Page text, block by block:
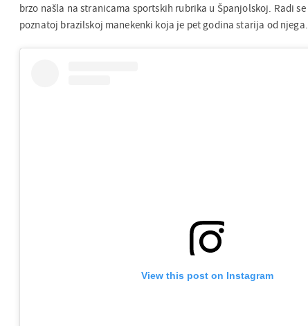
brzo našla na stranicama sportskih rubrika u Španjolskoj. Radi se
poznatoj brazilskoj manekenki koja je pet godina starija od njega.
View this post on Instagram